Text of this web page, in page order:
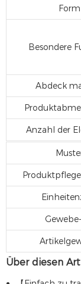
Form
Besondere
Abdeck
Anzahl der
Über diesen